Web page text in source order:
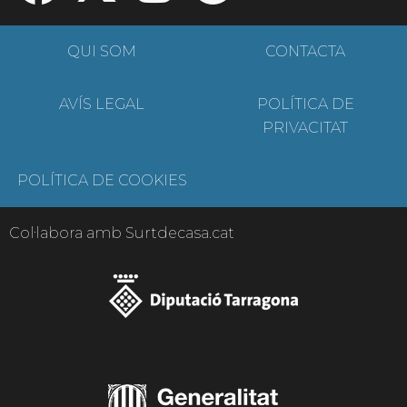
QUI SOM CONTACTA
AVÍS LEGAL
POLÍTICA DE
PRIVACITAT
POLÍTICA DE COOKIES
Col·labora amb Surtdecasa.cat